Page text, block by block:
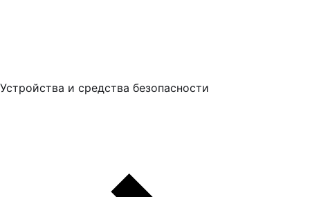
Устройства и средства безопасности